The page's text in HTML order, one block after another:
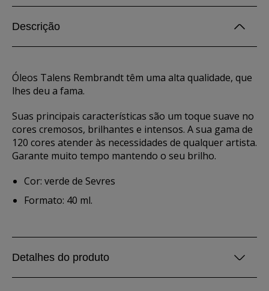
Descrição
Óleos Talens Rembrandt têm uma alta qualidade, que
lhes deu a fama.
Suas principais características são um toque suave no
cores cremosos, brilhantes e intensos. A sua gama de
120 cores atender às necessidades de qualquer artista.
Garante muito tempo mantendo o seu brilho.
Cor: verde de Sevres
Formato: 40 ml.
Detalhes do produto